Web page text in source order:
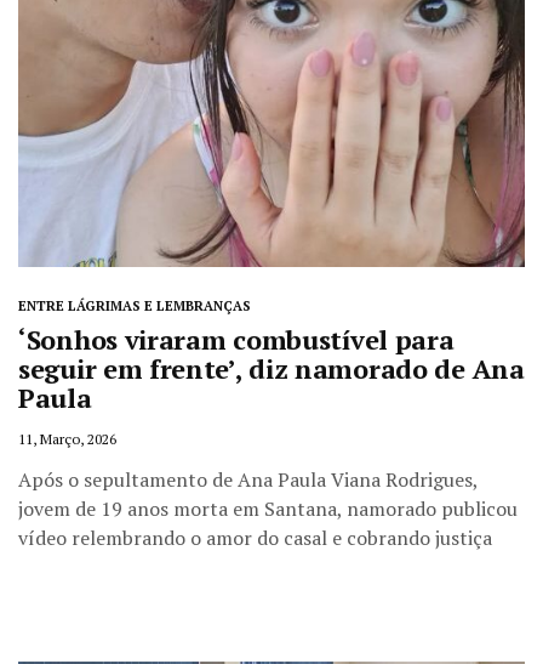
ENTRE LÁGRIMAS E LEMBRANÇAS
‘Sonhos viraram combustível para
seguir em frente’, diz namorado de Ana
Paula
11, Março, 2026
Após o sepultamento de Ana Paula Viana Rodrigues,
jovem de 19 anos morta em Santana, namorado publicou
vídeo relembrando o amor do casal e cobrando justiça